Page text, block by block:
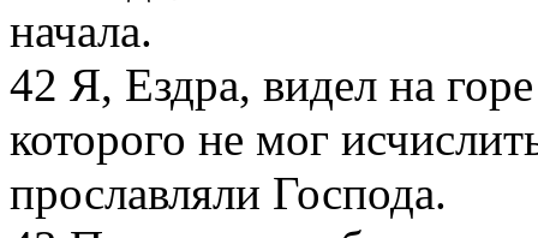
начала.
42 Я, Ездра, видел на
которого не мог
прославляли Господа.